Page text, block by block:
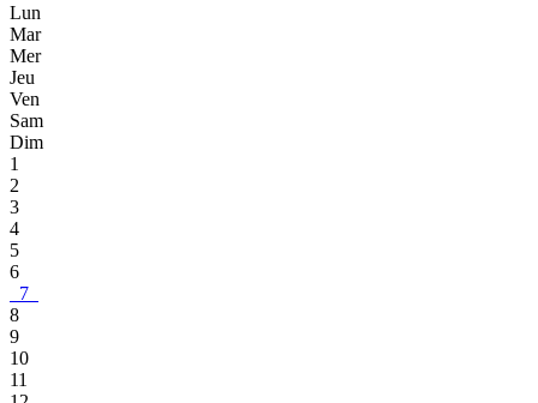
Lun
Mar
Mer
Jeu
Ven
Sam
Dim
1
2
3
4
5
6
7
8
9
10
11